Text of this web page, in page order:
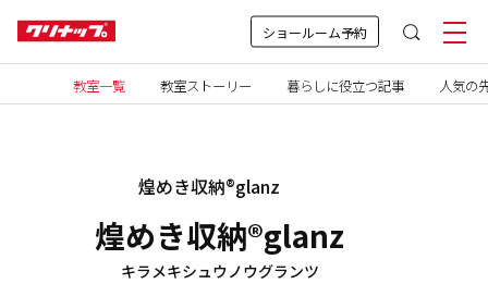
ショールーム予約
教室一覧 教室ストーリー 暮らしに役立つ記事 人気の
煌めき収納®glanz
煌めき収納®glanz
キラメキシュウノウグランツ